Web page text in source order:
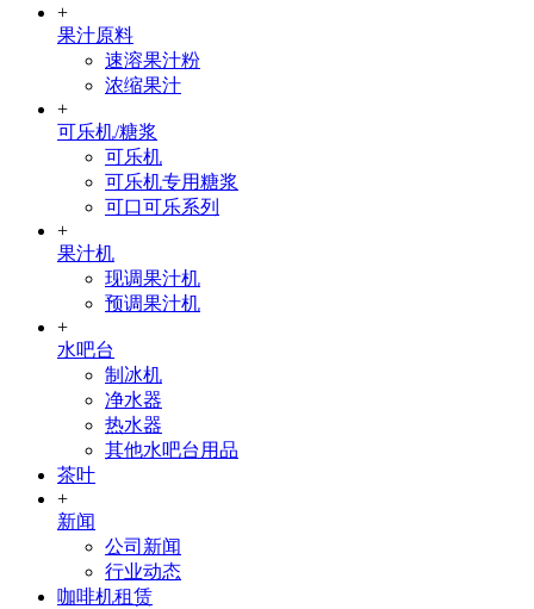
+
果汁原料
速溶果汁粉
浓缩果汁
+
可乐机/糖浆
可乐机
可乐机专用糖浆
可口可乐系列
+
果汁机
现调果汁机
预调果汁机
+
水吧台
制冰机
净水器
热水器
其他水吧台用品
茶叶
+
新闻
公司新闻
行业动态
咖啡机租赁